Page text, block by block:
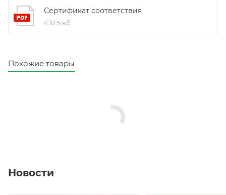
Сертификат соответствия
432,5 кб
Похожие товары
Новости